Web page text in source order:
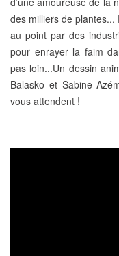
des milliers de
au point par des
pour enrayer la faim
pas loin...Un dessin
Balasko et Sabine
vous attendent !